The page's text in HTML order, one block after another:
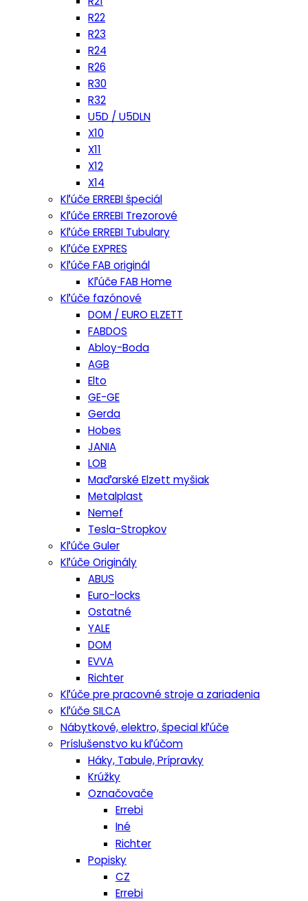
R22
R23
R24
R26
R30
R32
U5D / U5DLN
X10
X11
X12
X14
Kľúče ERREBI špeciál
Kľúče ERREBI Trezorové
Kľúče ERREBI Tubulary
Kľúče EXPRES
Kľúče FAB originál
Kľúče FAB Home
Kľúče fazónové
DOM / EURO ELZETT
FABDOS
Abloy-Boda
AGB
Elto
GE-GE
Gerda
Hobes
JANIA
LOB
Maďarské Elzett myšiak
Metalplast
Nemef
Tesla-Stropkov
Kľúče Guler
Kľúče Originály
ABUS
Euro-locks
Ostatné
YALE
DOM
EVVA
Richter
Kľúče pre pracovné stroje a zariadenia
Kľúče SILCA
Nábytkové, elektro, špecial kľúče
Príslušenstvo ku kľúčom
Háky, Tabule, Prípravky
Krúžky
Označovače
Errebi
Iné
Richter
Popisky
CZ
Errebi